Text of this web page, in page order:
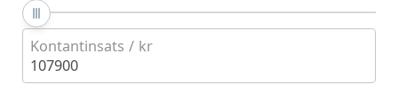
Kontantinsats / kr
107900